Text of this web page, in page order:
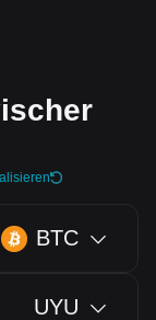
BTC
UYU